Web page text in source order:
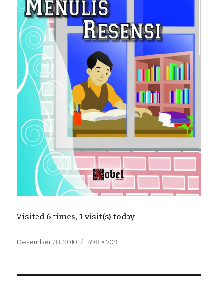
Visited 6 times, 1 visit(s) today
Posted
Desember 28, 2010
Full
498 × 709